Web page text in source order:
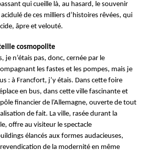
qui cueille là, au hasard, le souvenir
de ces milliers d’histoires rêvées, qui
âpre et velouté.
cosmopolite
je n’étais pas, donc, cernée par le
les fastes et les pompes, mais je
: à Francfort, j’y étais. Dans cette foire
en bus, dans cette ville fascinante et
financier de l’Allemagne, ouverte de tout
de fait. La ville, rasée durant la
offre au visiteur le spectacle
élancés aux formes audacieuses,
de la modernité en même